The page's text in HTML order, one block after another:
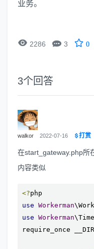
业务。
 2286  3 0
3个回答
walkor 2022-07-16 打赏
在start_gateway.php所
内容类似
<?
use Workerman
use Workerman
require_once